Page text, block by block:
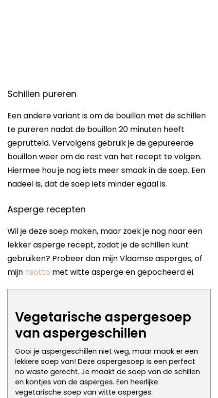
Schillen pureren
Een andere variant is om de bouillon met de schillen
te pureren nadat de bouillon 20 minuten heeft
geprutteld. Vervolgens gebruik je de gepureerde
bouillon weer om de rest van het recept te volgen.
Hiermee hou je nog iets meer smaak in de soep. Een
nadeel is, dat de soep iets minder egaal is.
Asperge recepten
Wil je deze soep maken, maar zoek je nog naar een
lekker asperge recept, zodat je de schillen kunt
gebruiken? Probeer dan mijn Vlaamse asperges, of
mijn risotto met witte asperge en gepocheerd ei.
Vegetarische aspergesoep
van aspergeschillen
Gooi je aspergeschillen niet weg, maar maak er een
lekkere soep van! Deze aspergesoep is een perfect
no waste gerecht. Je maakt de soep van de schillen
en kontjes van de asperges. Een heerlijke
vegetarische soep van witte asperges.